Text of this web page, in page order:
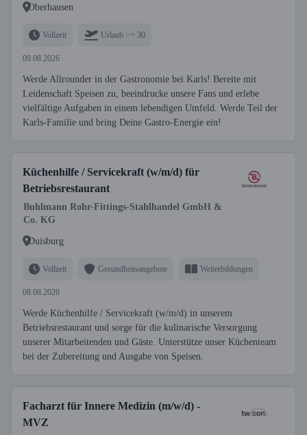
Oberhausen
Vollzeit Urlaub >= 30
09.08.2026
Werde Allrounder in der Gastronomie bei Karls! Bereite mit
Leidenschaft Speisen zu, beeindrucke unsere Fans und erlebe
vielfältige Aufgaben in einem lebendigen Umfeld. Werde Teil der
Karls-Familie und bring Deine Gastro-Energie ein!
Küchenhilfe / Servicekraft (w/m/d) für
Betriebsrestaurant
Buhlmann Rohr-Fittings-Stahlhandel GmbH &
Co. KG
Duisburg
Vollzeit Gesundheitsangebote Weiterbildungen
08.08.2026
Werde Küchenhilfe / Servicekraft (w/m/d) in unserem
Betriebsrestaurant und sorge für die kulinarische Versorgung
unserer Mitarbeitenden und Gäste. Unterstütze unser Küchenteam
bei der Zubereitung und Ausgabe von Speisen.
Facharzt für Innere Medizin (m/w/d) -
MVZ